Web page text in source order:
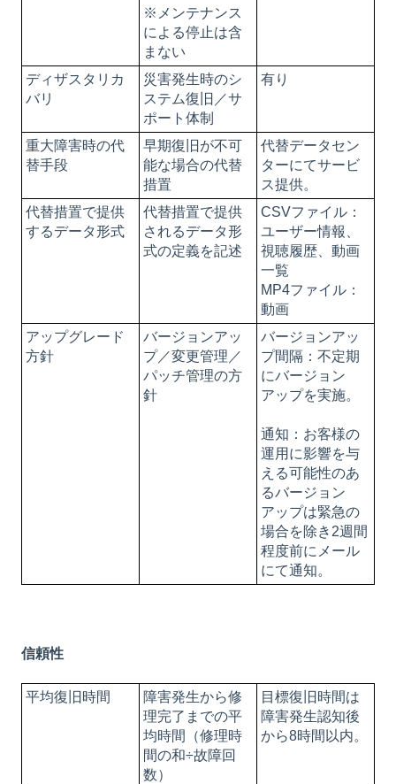
※メンテナンス
による停止は含
まない
ディザスタリカ
バリ
災害発生時のシ
ステム復旧／サ
ポート体制
有り
重大障害時の代
替手段
早期復旧が不可
能な場合の代替
措置
代替データセン
ターにてサービ
ス提供。
代替措置で提供
するデータ形式
代替措置で提供
されるデータ形
式の定義を記述
CSVファイル：
ユーザー情報、
視聴履歴、動画
一覧
MP4ファイル：
動画
アップグレード
方針
バージョンアッ
プ／変更管理／
パッチ管理の方
針
バージョンアッ
プ間隔：不定期
にバージョン
アップを実施。
通知：お客様の
運用に影響を与
える可能性のあ
るバージョン
アップは緊急の
場合を除き2週間
程度前にメール
にて通知。
信頼性
平均復旧時間
障害発生から修
理完了までの平
均時間（修理時
間の和÷故障回
数）
目標復旧時間は
障害発生認知後
から8時間以内。